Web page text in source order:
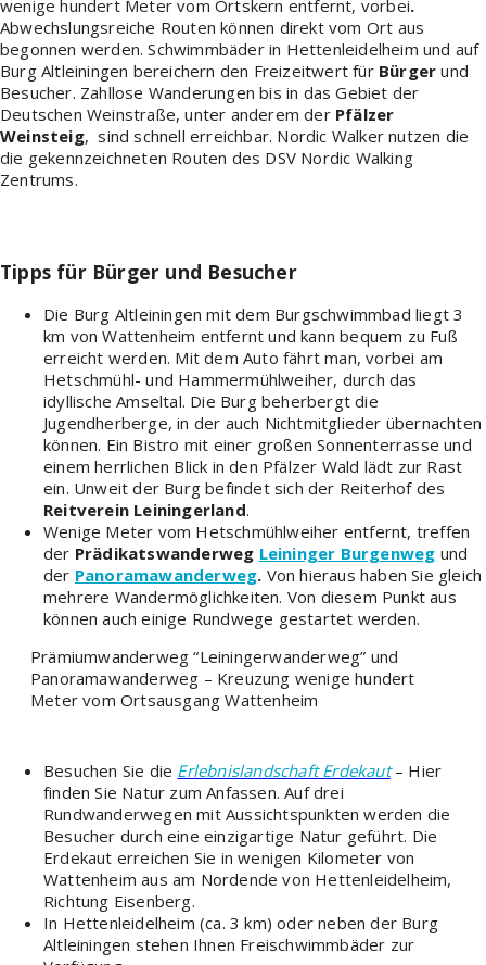
wenige hundert Meter vom Ortskern entfernt, vorbei.
Abwechslungsreiche Routen können direkt vom Ort aus
begonnen werden. Schwimmbäder in Hettenleidelheim und auf
Burg Altleiningen bereichern den Freizeitwert für Bürgerund
Besucher. Zahllose Wanderungen bis in das Gebiet der
Deutschen Weinstraße, unter anderem der Pfälzer
Weinsteig, sind schnell erreichbar. Nordic Walker nutzen die
die gekennzeichneten Routen des DSV Nordic Walking
Zentrums.
Tipps für Bürger und Besucher
Die Burg Altleiningen mit dem Burgschwimmbad liegt 3
km von Wattenheim entfernt und kann bequem zu Fuß
erreicht werden. Mit dem Auto fährt man, vorbei am
Hetschmühl- und Hammermühlweiher, durch das
idyllische Amseltal. Die Burg beherbergt die
Jugendherberge, in der auch Nichtmitglieder übernachten
können. Ein Bistro mit einer großen Sonnenterrasse und
einem herrlichen Blick in den Pfälzer Wald lädt zur Rast
ein. Unweit der Burg befindet sich der Reiterhof des
Reitverein Leiningerland.
Wenige Meter vom Hetschmühlweiher entfernt, treffen
der Prädikatswanderweg Leininger Burgenweg und
der Panoramawanderweg. Von hieraus haben Sie gleich
mehrere Wandermöglichkeiten. Von diesem Punkt aus
können auch einige Rundwege gestartet werden.
Prämiumwanderweg “Leiningerwanderweg” und
Panoramawanderweg – Kreuzung wenige hundert
Meter vom Ortsausgang Wattenheim
Besuchen Sie die Erlebnislandschaft Erdekaut– Hier
finden Sie Natur zum Anfassen. Auf drei
Rundwanderwegen mit Aussichtspunkten werden die
Besucher durch eine einzigartige Natur geführt. Die
Erdekaut erreichen Sie in wenigen Kilometer von
Wattenheim aus am Nordende von Hettenleidelheim,
Richtung Eisenberg.
In Hettenleidelheim (ca. 3 km) oder neben der Burg
Altleiningen stehen Ihnen Freischwimmbäder zur